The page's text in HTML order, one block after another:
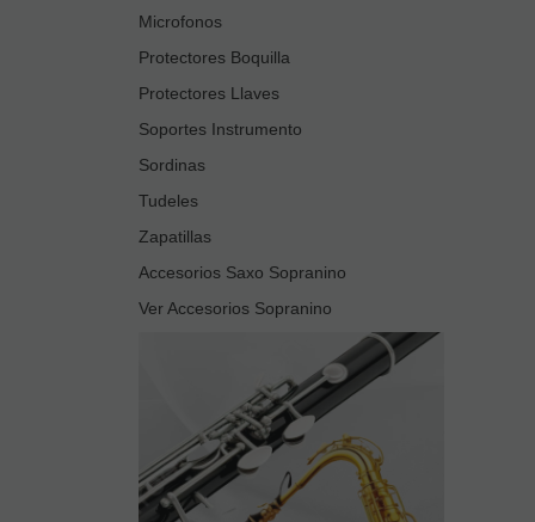
Microfonos
Protectores Boquilla
Protectores Llaves
Soportes Instrumento
Sordinas
Tudeles
Zapatillas
Accesorios Saxo Sopranino
Ver Accesorios Sopranino